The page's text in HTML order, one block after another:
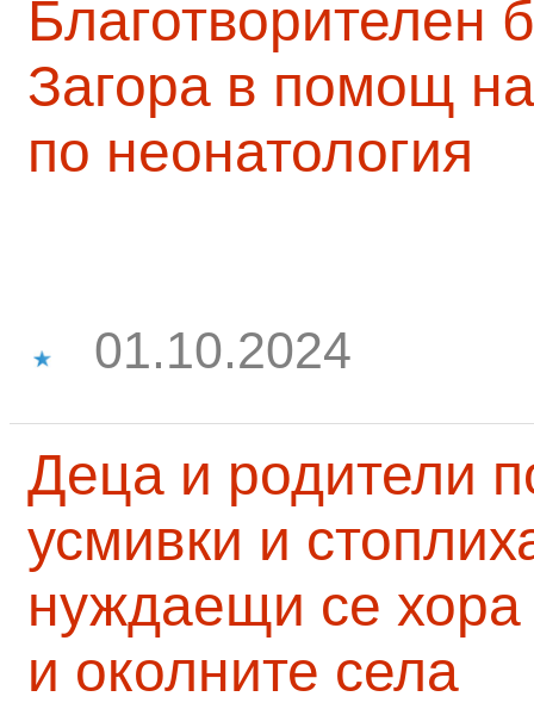
Благотворителен
Загора в помощ
по неонатология
01.10.2024
Деца и родители
усмивки и
нуждаещи се
и околните села